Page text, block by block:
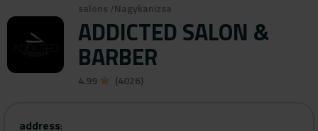
salons /Nagykanizsa
ADDICTED SALON &
BARBER
4.99 (4026)
address: